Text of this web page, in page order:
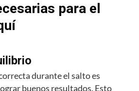
para el
durante el salto es
buenos resultados. Esto